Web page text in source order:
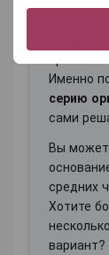
Каждая
Именно
серию
сами
Вы
средних
Хотите